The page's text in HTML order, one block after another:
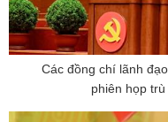
Các đồng chí lãnh
phiên họp